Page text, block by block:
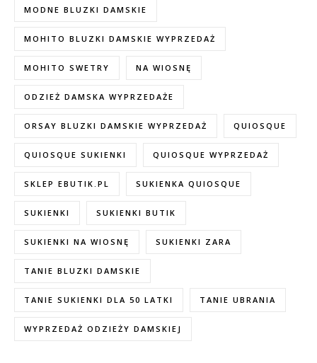
MODNE BLUZKI DAMSKIE
MOHITO BLUZKI DAMSKIE WYPRZEDAŻ
MOHITO SWETRY NA WIOSNĘ
ODZIEŻ DAMSKA WYPRZEDAŻE
ORSAY BLUZKI DAMSKIE WYPRZEDAŻ QUIOSQUE
QUIOSQUE SUKIENKI QUIOSQUE WYPRZEDAŻ
SKLEP EBUTIK.PL SUKIENKA QUIOSQUE
SUKIENKI SUKIENKI BUTIK
SUKIENKI NA WIOSNĘ SUKIENKI ZARA
TANIE BLUZKI DAMSKIE
TANIE SUKIENKI DLA 50 LATKI TANIE UBRANIA
WYPRZEDAŻ ODZIEŻY DAMSKIEJ